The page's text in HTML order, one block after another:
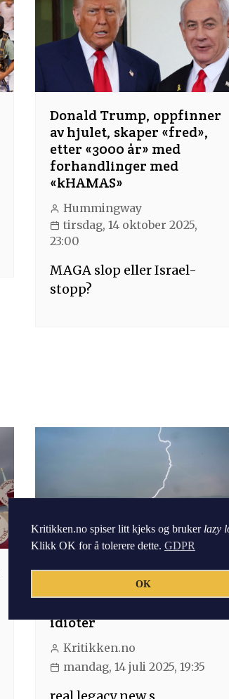
Donald Trump, oppfinner
av hjulet, skaper «fred»,
etter «3000 år» med
forhandlinger med
«kHAMAS»
Hummingway
tirsdag, 14 oktober 2025,
23:00
MAGA slop eller Israel-
stopp?
Sommer-ultra hype
New𐌔flash—ikke for
idioter
Kritikken.no
mandag, 14 juli 2025, 19:35
real legacy new s
Kritikken.no spiser litt kjeks og bruker lazy
Klikk OK for å tolerere dette. GDPR
OK